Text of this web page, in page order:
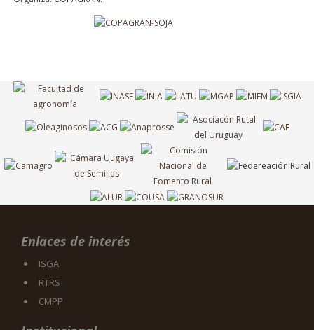
Enlaces de interés
ISGA
RTRS
CMPP